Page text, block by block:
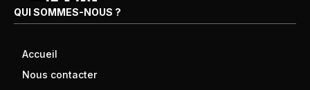
QUI SOMMES-NOUS ?
Accueil
Nous contacter